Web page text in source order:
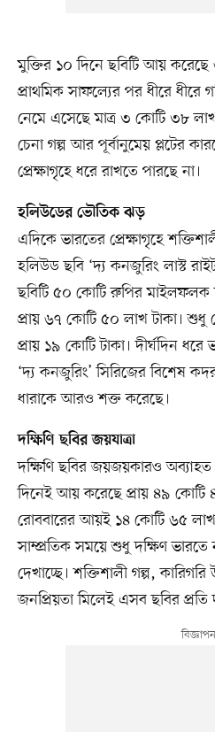
মুক্তির ১০ দিনে ছবিটি আয় করেছে
প্রাথমিক সাফল্যের পর ধীরে
নেমে এসেছে মাত্র ৩ কোটি ৩৮
চেনা গল্প আর পূর্বানুমেয় প্লটের
প্রেক্ষাগৃহে ধরে রাখতে পারছে না।
হলিউডের ভৌতিক ঝড়
এদিকে ভারতের প্রেক্ষাগৃহে
হলিউড ছবি ‘দ্য কনজুরিং লাস্ট
ছবিটি ৫০ কোটি রুপির মাইলফলক
প্রায় ৬৭ কোটি ৫০ লাখ টাকা। শুধু
প্রায় ১৯ কোটি টাকা। দীর্ঘদিন
‘দ্য কনজুরিং’ সিরিজের বিশেষ
ধারাকে আরও শক্ত করেছে।
দক্ষিণি ছবির জয়যাত্রা
দক্ষিণি ছবির জয়জয়কারও অব্যাহত।
দিনেই আয় করেছে প্রায় ৪৯ কোটি
রোববারের আয়ই ১৪ কোটি ৬৫ লাখ
সাম্প্রতিক সময়ে শুধু দক্ষিণ
দেখাচ্ছে। শক্তিশালী গল্প,
জনপ্রিয়তা মিলেই এসব ছবির প্রতি